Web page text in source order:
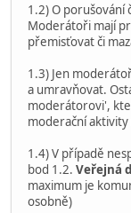
1.2) O
Moderátoři mají
přemisťovat či
1.3) Jen
a umravňovat.
moderátorovi',
moderační
1.4) V případě
bod 1.2. Veřejná
maximum je
osobně)